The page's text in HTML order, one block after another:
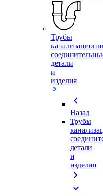
Трубы
детали
и
изделия
chevron_left
Назад
Трубы
детали
и
изделия
chevron_right
expand_more